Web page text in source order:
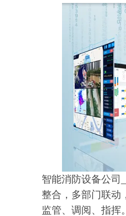
智能消防设备公司
整合，多部门联动
监管、调阅、指挥